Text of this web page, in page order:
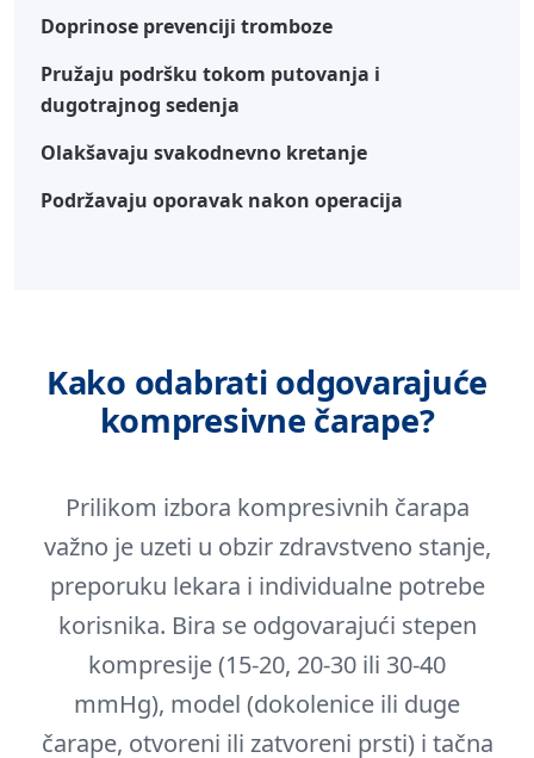
Doprinose prevenciji tromboze
Pružaju podršku tokom putovanja i
dugotrajnog sedenja
Olakšavaju svakodnevno kretanje
Podržavaju oporavak nakon operacija
Kako odabrati odgovarajuće
kompresivne čarape?
Prilikom izbora kompresivnih čarapa
važno je uzeti u obzir zdravstveno stanje,
preporuku lekara i individualne potrebe
korisnika. Bira se odgovarajući stepen
kompresije (15-20, 20-30 ili 30-40
mmHg), model (dokolenice ili duge
čarape, otvoreni ili zatvoreni prsti) i tačna